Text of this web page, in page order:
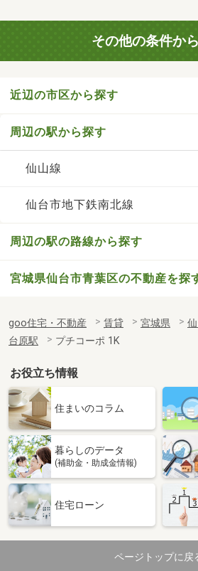
その他の条件か
近辺の市区から探す
周辺の駅から探す
仙山線
仙台市地下鉄南北線
周辺の駅の路線から探す
宮城県仙台市青葉区の不動産を探
goo住宅・不動産 賃貸 宮城県
台原駅
プチコーポ 1K
お役立ち情報
住まいのコラム
暮らしのデータ
(補助金・助成金情報)
住宅ローン
ページトップに戻